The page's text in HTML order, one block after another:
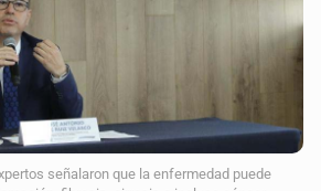
señalaron que la enfermedad puede